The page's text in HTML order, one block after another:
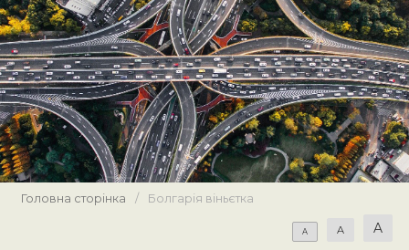
Головна сторінка / Болгарія віньєтка
A A A